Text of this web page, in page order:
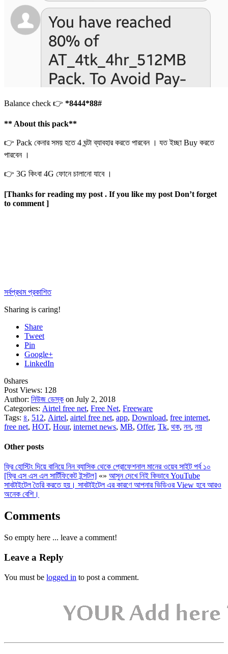
Balance check 👉 *8444*88#
** About this pack**
👉 Pack কেনার সময় হতে 4 ঘন্টা ব্যাবহার করতে পারবেন । যত ইচ্ছা Buy করতে
পারবেন ।
👉 3G কিংবা 4G ফোনে চালানো যাবে ।
[Thanks for reading my post . If you like my post Don’t forget
to comment ]
সর্বপ্রথম প্রকাশিত
Sharing is caring!
Share
Tweet
Pin
Google+
LinkedIn
0shares
Post Views: 128
Author: নিউজ ডেস্ক on July 2, 2018
Categories: Airtel free net, Free Net, Freeware
Tags: ৪, 512, Airtel, airtel free net, app, Download, free internet,
free net, HOT, Hour, internet news, MB, Offer, Tk, থক, নন, নয়
Other posts
ফ্রি হোস্টিং দিয়ে বানিয়ে নিন ব্যাসিক থেকে প্রোফেশনাল মানের ওয়েব সাইট পর্ব ১০
[ফ্রি এস এস এল সার্টিফিকেট ইন্সটল] «» আসুন দেখে নিই কিভাবে YouTube
সাবটাইটেল তৈরি করতে হয়। সাবটাইটেল এর কারণে আপনার ভিডিওর View হবে আরও
অনেক বেশি।
Comments
So empty here ... leave a comment!
Leave a Reply
You must be logged in to post a comment.